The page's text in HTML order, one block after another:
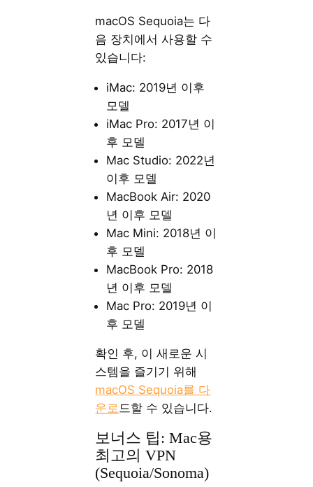
macOS Sequoia는 다
음 장치에서 사용할 수
있습니다:
iMac: 2019년 이후
모델
iMac Pro: 2017년 이
후 모델
Mac Studio: 2022년
이후 모델
MacBook Air: 2020
년 이후 모델
Mac Mini: 2018년 이
후 모델
MacBook Pro: 2018
년 이후 모델
Mac Pro: 2019년 이
후 모델
확인 후, 이 새로운 시
스템을 즐기기 위해
macOS Sequoia를 다
운로드할 수 있습니다.
보너스 팁: Mac용
최고의 VPN
(Sequoia/Sonoma)